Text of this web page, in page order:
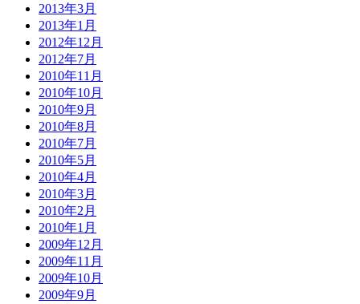
2013年3月
2013年1月
2012年12月
2012年7月
2010年11月
2010年10月
2010年9月
2010年8月
2010年7月
2010年5月
2010年4月
2010年3月
2010年2月
2010年1月
2009年12月
2009年11月
2009年10月
2009年9月